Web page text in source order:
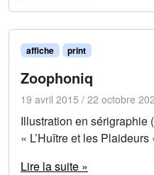
affiche print
Zoophoniq
19 avril 2015 / 22 octobre
Illustration en sérigraphie
« L’Huître et les
Lire la suite »